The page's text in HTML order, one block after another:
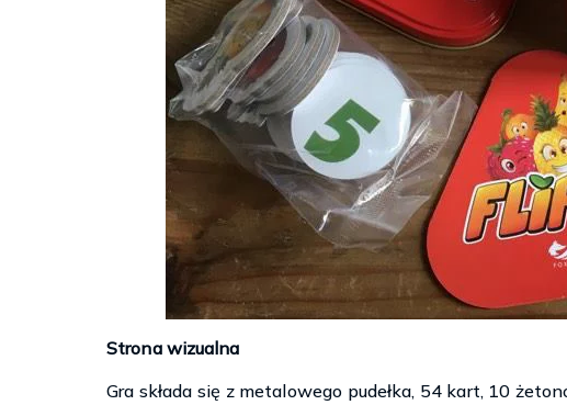
Strona wizualna
Gra składa się z metalowego pudełka, 54 kart, 10